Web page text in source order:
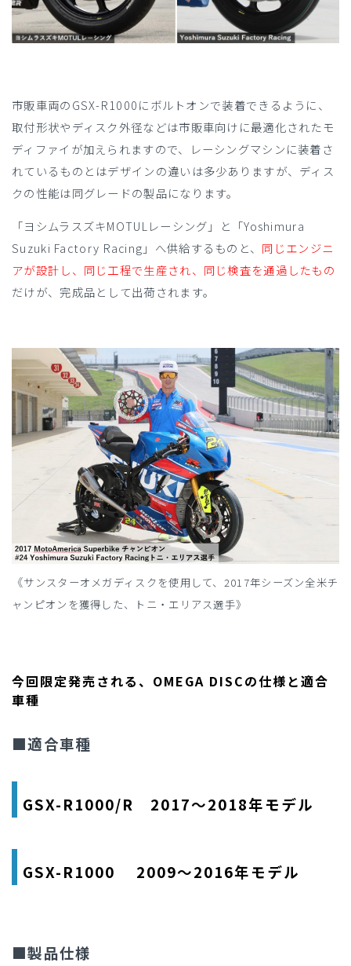
市販車両のGSX-R1000にボルトオンで装着できるように、
取付形状やディスク外径などは市販車向けに最適化されたモ
ディファイが加えられますので、レーシングマシンに装着さ
れているものとはデザインの違いは多少ありますが、ディス
クの性能は同グレードの製品になります。
「ヨシムラスズキMOTULレーシング」と「Yoshimura
Suzuki Factory Racing」へ供給するものと、 同じエンジニ
アが設計し、同じ工程で生産され、同じ検査を通過したもの
だけが、完成品として出荷されます。
《サンスターオメガディスクを使用して、2017年シーズン全米チ
ャンピオンを獲得した、トニ・エリアス選手》
今回限定発売される、OMEGA DISCの仕様と適合
車種
■適合車種
GSX-R1000/R 2017～2018年モデル
GSX-R1000 2009～2016年モデル
■製品仕様